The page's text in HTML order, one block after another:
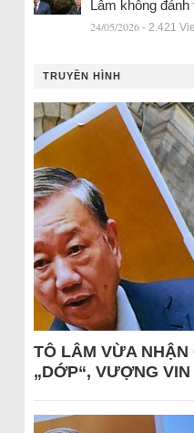
Lâm không
24/05/2026 - 2.421
TRUYỀN HÌNH
TÔ LÂM VỪA
„DỚP“, VƯỢNG